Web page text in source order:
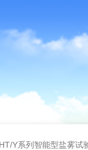
HT/Y系列智能型盐雾试